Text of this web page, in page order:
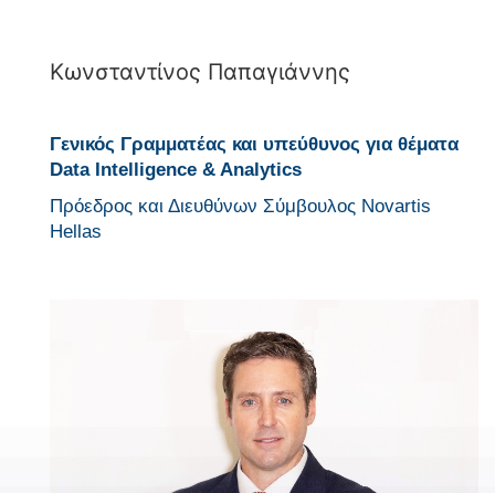
Κωνσταντίνος Παπαγιάννης
Γενικός Γραμματέας και υπεύθυνος για θέματα
Data Intelligence & Analytics
Πρόεδρος και Διευθύνων Σύμβουλος Novartis
Hellas